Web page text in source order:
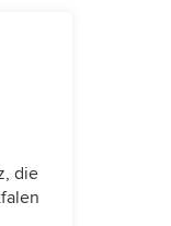
die